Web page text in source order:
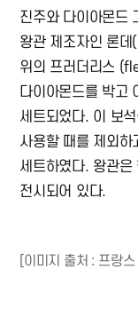
진주와 다이아몬드
왕관 제조자인 론
위의 프러더리스
다이아몬드를 박고
세트되었다. 이 보
사용할 때를 제외하
세트하였다. 왕관은
전시되어 있다.
[이미지 출처 : 프랑